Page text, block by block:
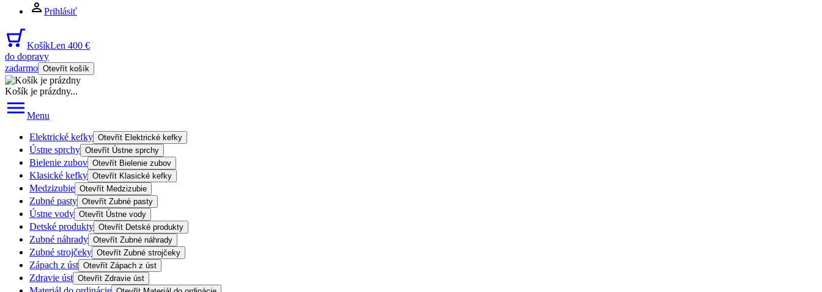
Prihlásiť
KošíkLen 400 €
do dopravy
zadarmo Otevřít košík
Košík je prázdny...
Menu
Elektrické kefky Otevřít Elektrické kefky
Ústne sprchy Otevřít Ústne sprchy
Bielenie zubov Otevřít Bielenie zubov
Klasické kefky Otevřít Klasické kefky
Medzizubie Otevřít Medzizubie
Zubné pasty Otevřít Zubné pasty
Ústne vody Otevřít Ústne vody
Detské produkty Otevřít Detské produkty
Zubné náhrady Otevřít Zubné náhrady
Zubné strojčeky Otevřít Zubné strojčeky
Zápach z úst Otevřít Zápach z úst
Zdravie úst Otevřít Zdravie úst